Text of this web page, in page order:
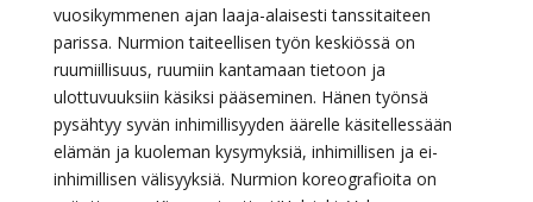
vuosikymmenen ajan laaja-alaisesti tanssitaiteen
parissa. Nurmion taiteellisen työn keskiössä on
ruumiillisuus, ruumiin kantamaan tietoon ja
ulottuvuuksiin käsiksi pääseminen. Hänen työnsä
pysähtyy syvän inhimillisyyden äärelle käsitellessään
elämän ja kuoleman kysymyksiä, inhimillisen ja ei-
inhimillisen välisyyksiä. Nurmion koreografioita on